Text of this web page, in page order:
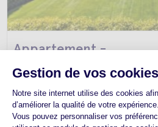
Appartement -
Appartement de standing dans